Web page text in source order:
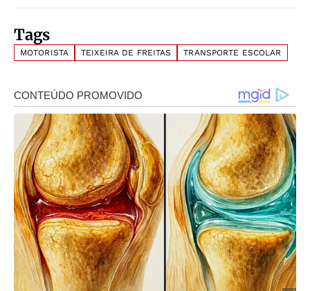
Tags
MOTORISTA TEIXEIRA DE FREITAS TRANSPORTE ESCOLAR